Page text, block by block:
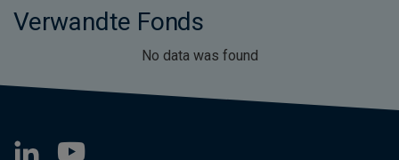
Verwandte Fonds
No data was found